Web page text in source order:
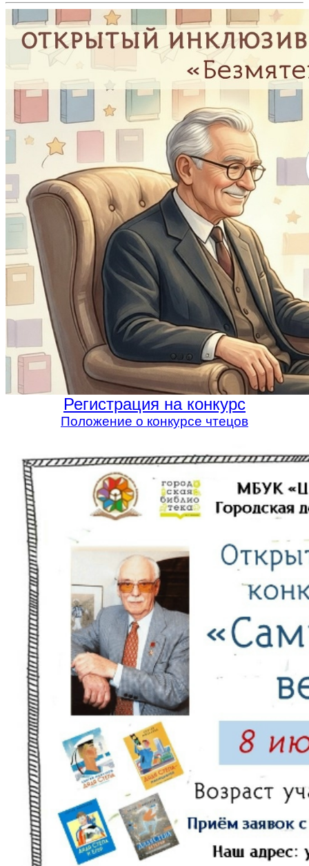
Регистрация на конкурс
Положение о конкурсе чтецов